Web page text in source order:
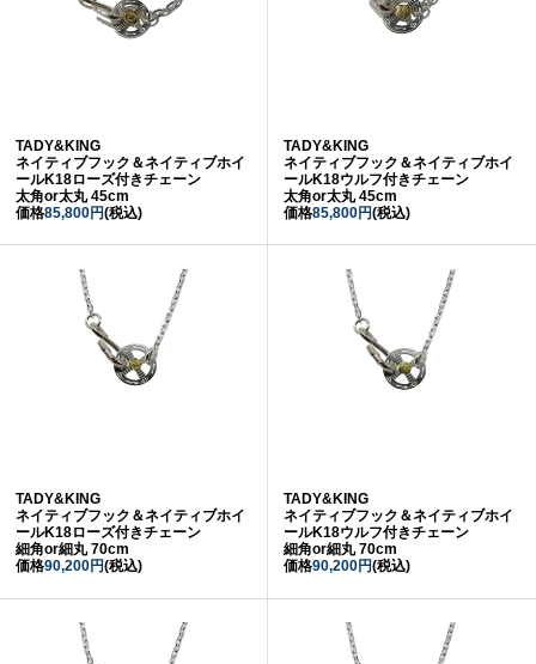
TADY&KING
ネイティブフック＆ネイティブホイ
ールK18ローズ付きチェーン
太角or太丸 45cm
価格85,800円(税込)
TADY&KING
ネイティブフック＆ネイティブホイ
ールK18ウルフ付きチェーン
太角or太丸 45cm
価格85,800円(税込)
TADY&KING
ネイティブフック＆ネイティブホイ
ールK18ローズ付きチェーン
細角or細丸 70cm
価格90,200円(税込)
TADY&KING
ネイティブフック＆ネイティブホイ
ールK18ウルフ付きチェーン
細角or細丸 70cm
価格90,200円(税込)